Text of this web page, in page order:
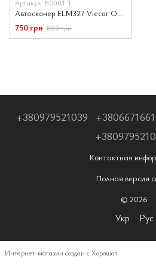
Артикул: B0001-1
Автосканер ELM327 Viecar OBD2 версия 1.5 Bluetooth 4.0 чип PIC18F25K80 Android/IOS/Windows
750 грн 800 грн
+380979521039
Контактная
Полная версия
© 2026
Укр Рус
Интернет-магазин создан с Хорошоп